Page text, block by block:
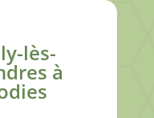
lès-
à